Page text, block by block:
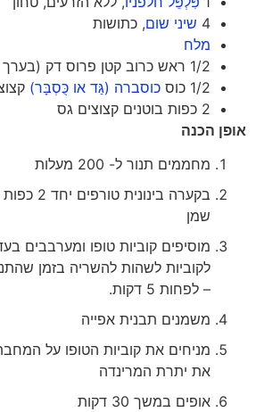
4 שיני שום, כתושות
מלח
1/2 ראש כרוב קטן פרוס דק (בערך 5 כוסות)
1/2 כוס
כוסברה (גַּד או כֻּסְבָּר)קצוצה
2 כפות בוטנים קצוצים גס
אופן הכנה
מחממים תנור ל- 200 מעלות
שמן
מוסיפים קוביות טופו ומערבבים
לקוביות לשהות להשריה בזמן
– לפחות 5 דקות.
משמנים תבנית אפייה
מניחים את קוביות הטופו על המחבת,
את יתרת המרינדה
אופים במשך 30 דקות